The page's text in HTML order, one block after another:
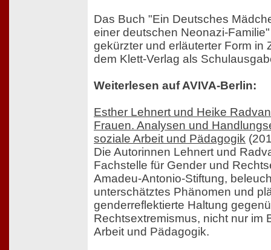
Das Buch "Ein Deutsches
einer deutschen Neonazi-
gekürzter und erläuterter Form in
dem Klett-Verlag als
Weiterlesen auf AVIVA-Berlin:
Esther Lehnert und Heike
Frauen. Analysen und
soziale Arbeit und Pädagogik
Die Autorinnen Lehnert und
Fachstelle für Gender und
Amadeu-Antonio-Stiftung,
unterschätztes Phänomen und
genderreflektierte Haltung
Rechtsextremismus, nicht nur im
Arbeit und Pädagogik.